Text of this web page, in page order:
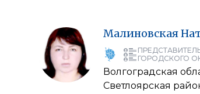
Малиновская
ГОРОДСКОГО
Волгоградская
Светлоярская